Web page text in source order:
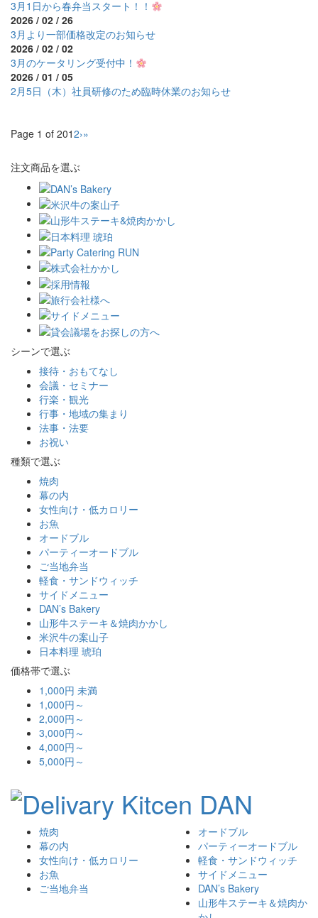
3月1日から春弁当スタート！！
2026 / 02 / 26
3月より一部価格改定のお知らせ
2026 / 02 / 02
3月のケータリング受付中！
2026 / 01 / 05
2月5日（木）社員研修のため臨時休業のお知らせ
Page 1 of 2012›»
注文商品を選ぶ
シーンで選ぶ
接待・おもてなし
会議・セミナー
行楽・観光
行事・地域の集まり
法事・法要
お祝い
種類で選ぶ
焼肉
幕の内
女性向け・低カロリー
お魚
オードブル
パーティーオードブル
ご当地弁当
軽食・サンドウィッチ
サイドメニュー
DAN’s Bakery
山形牛ステーキ＆焼肉かかし
米沢牛の案山子
日本料理 琥珀
価格帯で選ぶ
1,000円 未満
1,000円～
2,000円～
3,000円～
4,000円～
5,000円～
焼肉
幕の内
女性向け・低カロリー
お魚
ご当地弁当
オードブル
パーティーオードブル
軽食・サンドウィッチ
サイドメニュー
DAN’s Bakery
山形牛ステーキ＆焼肉か